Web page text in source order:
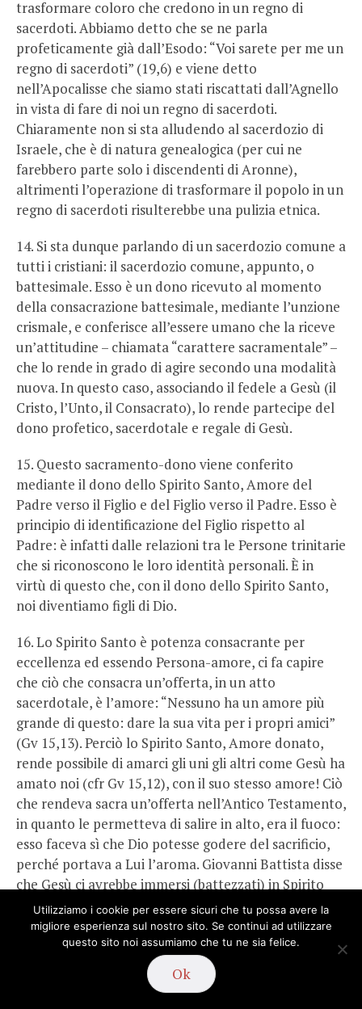
trasformare coloro che credono in un regno di
sacerdoti. Abbiamo detto che se ne parla
profeticamente già dall’Esodo: “Voi sarete per me un
regno di sacerdoti” (19,6) e viene detto
nell’Apocalisse che siamo stati riscattati dall’Agnello
in vista di fare di noi un regno di sacerdoti.
Chiaramente non si sta alludendo al sacerdozio di
Israele, che è di natura genealogica (per cui ne
farebbero parte solo i discendenti di Aronne),
altrimenti l’operazione di trasformare il popolo in un
regno di sacerdoti risulterebbe una pulizia etnica.
14. Si sta dunque parlando di un sacerdozio comune a
tutti i cristiani: il sacerdozio comune, appunto, o
battesimale. Esso è un dono ricevuto al momento
della consacrazione battesimale, mediante l’unzione
crismale, e conferisce all’essere umano che la riceve
un’attitudine – chiamata “carattere sacramentale” –
che lo rende in grado di agire secondo una modalità
nuova. In questo caso, associando il fedele a Gesù (il
Cristo, l’Unto, il Consacrato), lo rende partecipe del
dono profetico, sacerdotale e regale di Gesù.
15. Questo sacramento-dono viene conferito
mediante il dono dello Spirito Santo, Amore del
Padre verso il Figlio e del Figlio verso il Padre. Esso è
principio di identificazione del Figlio rispetto al
Padre: è infatti dalle relazioni tra le Persone trinitarie
che si riconoscono le loro identità personali. È in
virtù di questo che, con il dono dello Spirito Santo,
noi diventiamo figli di Dio.
16. Lo Spirito Santo è potenza consacrante per
eccellenza ed essendo Persona-amore, ci fa capire
che ciò che consacra un’offerta, in un atto
sacerdotale, è l’amore: “Nessuno ha un amore più
grande di questo: dare la sua vita per i propri amici”
(Gv 15,13). Perciò lo Spirito Santo, Amore donato,
rende possibile di amarci gli uni gli altri come Gesù ha
amato noi (cfr Gv 15,12), con il suo stesso amore! Ciò
che rendeva sacra un’offerta nell’Antico Testamento,
in quanto le permetteva di salire in alto, era il fuoco:
esso faceva sì che Dio potesse godere del sacrificio,
perché portava a Lui l’aroma. Giovanni Battista disse
che Gesù ci avrebbe immersi (battezzati) in Spirito
Santo e fuoco (cfr Mt 3,11; Lc 3,16). Dunque, mentre
nell’antico sacerdozio israelitico è il fuoco l’elemento
che rende sacra l’offerta (da: sacrum facere, rendere
sacro), con il nuovo sacerdozio di Cristo l’elemento
che consacra è l’amore divino, scambiato tra il Padre
Utilizziamo i cookie per essere sicuri che tu possa avere la
migliore esperienza sul nostro sito. Se continui ad utilizzare
questo sito noi assumiamo che tu ne sia felice.
Ok